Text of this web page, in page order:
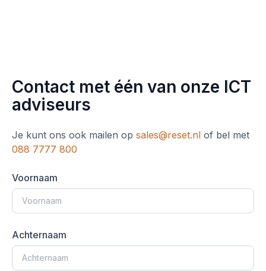
Contact met één van onze ICT
adviseurs
Je kunt ons ook mailen op sales@reset.nl of bel met
088 7777 800
Voornaam
Achternaam